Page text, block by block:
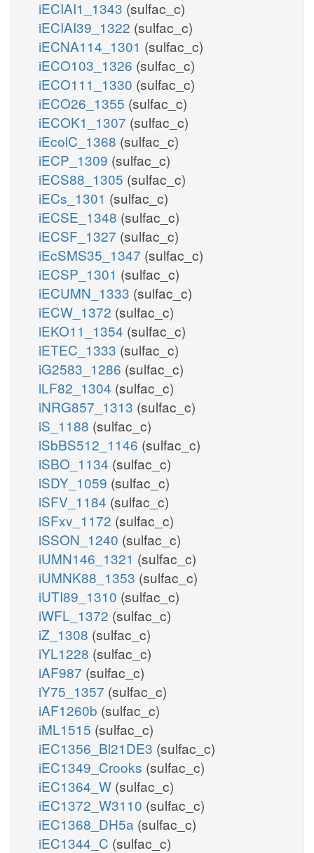
iECIAI1_1343 (sulfac_c)
iECIAI39_1322 (sulfac_c)
iECNA114_1301 (sulfac_c)
iECO103_1326 (sulfac_c)
iECO111_1330 (sulfac_c)
iECO26_1355 (sulfac_c)
iECOK1_1307 (sulfac_c)
iEcolC_1368 (sulfac_c)
iECP_1309 (sulfac_c)
iECS88_1305 (sulfac_c)
iECs_1301 (sulfac_c)
iECSE_1348 (sulfac_c)
iECSF_1327 (sulfac_c)
iEcSMS35_1347 (sulfac_c)
iECSP_1301 (sulfac_c)
iECUMN_1333 (sulfac_c)
iECW_1372 (sulfac_c)
iEKO11_1354 (sulfac_c)
iETEC_1333 (sulfac_c)
iG2583_1286 (sulfac_c)
iLF82_1304 (sulfac_c)
iNRG857_1313 (sulfac_c)
iS_1188 (sulfac_c)
iSbBS512_1146 (sulfac_c)
iSBO_1134 (sulfac_c)
iSDY_1059 (sulfac_c)
iSFV_1184 (sulfac_c)
iSFxv_1172 (sulfac_c)
iSSON_1240 (sulfac_c)
iUMN146_1321 (sulfac_c)
iUMNK88_1353 (sulfac_c)
iUTI89_1310 (sulfac_c)
iWFL_1372 (sulfac_c)
iZ_1308 (sulfac_c)
iYL1228 (sulfac_c)
iAF987 (sulfac_c)
iY75_1357 (sulfac_c)
iAF1260b (sulfac_c)
iML1515 (sulfac_c)
iEC1356_Bl21DE3 (sulfac_c)
iEC1349_Crooks (sulfac_c)
iEC1364_W (sulfac_c)
iEC1372_W3110 (sulfac_c)
iEC1368_DH5a (sulfac_c)
iEC1344_C (sulfac_c)